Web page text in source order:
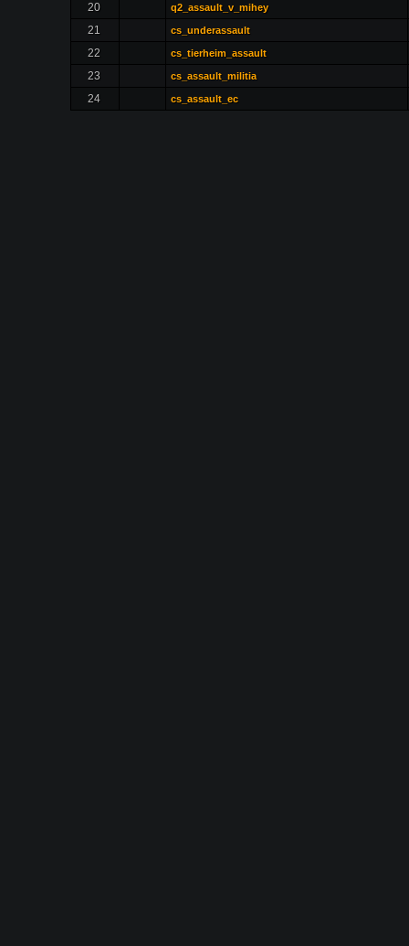
20 q2_assault_v_mihey
21 cs_underassault
22 cs_tierheim_assault
23 cs_assault_militia
24 cs_assault_ec